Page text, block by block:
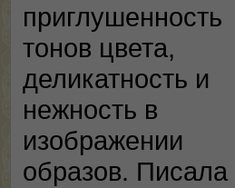
приглушенность
тонов цвета,
деликатность и
нежность в
изображении
образов. Писала